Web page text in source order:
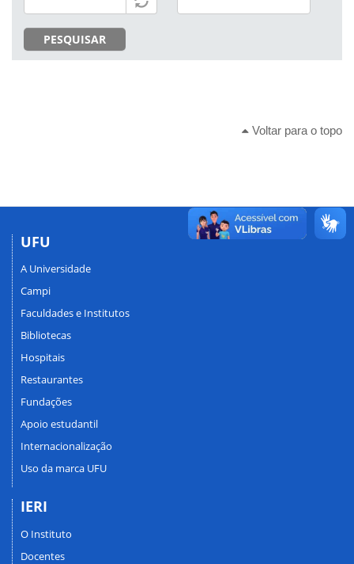
PESQUISAR
Voltar para o topo
UFU
A Universidade
Campi
Faculdades e Institutos
Bibliotecas
Hospitais
Restaurantes
Fundações
Apoio estudantil
Internacionalização
Uso da marca UFU
IERI
O Instituto
Docentes